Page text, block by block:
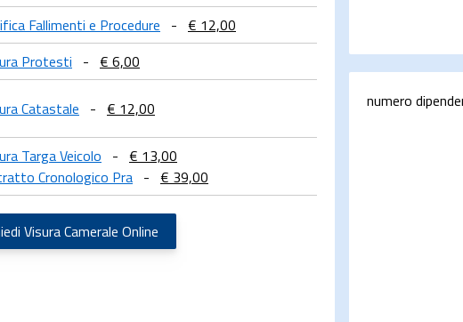
Fallimenti e Procedure - € 12,00
Protesti - € 6,00
Catastale - € 12,00
Targa Veicolo - € 13,00
Cronologico Pra - € 39,00
Visura Camerale Online
numero